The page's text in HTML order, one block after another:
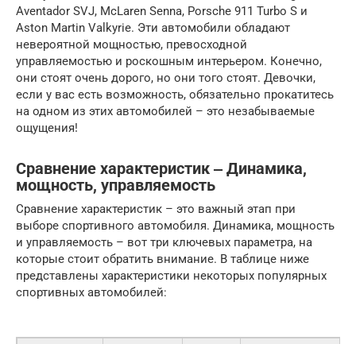
Aventador SVJ, McLaren Senna, Porsche 911 Turbo S и
Aston Martin Valkyrie. Эти автомобили обладают
невероятной мощностью, превосходной
управляемостью и роскошным интерьером. Конечно,
они стоят очень дорого, но они того стоят. Девочки,
если у вас есть возможность, обязательно прокатитесь
на одном из этих автомобилей – это незабываемые
ощущения!
Сравнение характеристик ‒ Динамика,
мощность, управляемость
Сравнение характеристик – это важный этап при
выборе спортивного автомобиля. Динамика, мощность
и управляемость – вот три ключевых параметра, на
которые стоит обратить внимание. В таблице ниже
представлены характеристики некоторых популярных
спортивных автомобилей: